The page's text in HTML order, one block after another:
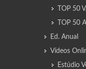
TOP 50
TOP 50
Ed. Anual
Vídeos
Estúdio